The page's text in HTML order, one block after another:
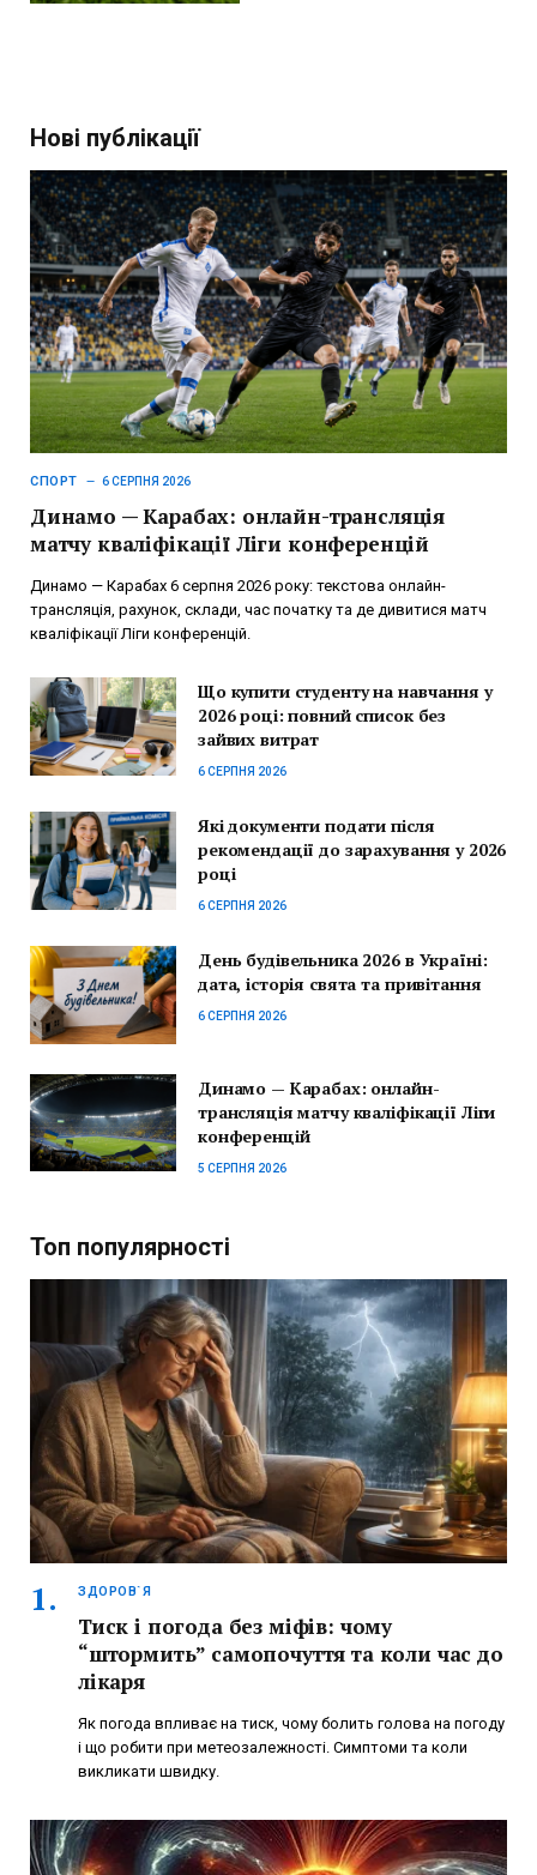
Нові публікації
СПОРТ 6 СЕРПНЯ 2026
Динамо — Карабах: онлайн-трансляція
матчу кваліфікації Ліги конференцій
Динамо — Карабах 6 серпня 2026 року: текстова онлайн-
трансляція, рахунок, склади, час початку та де дивитися матч
кваліфікації Ліги конференцій.
Що купити студенту на навчання у
2026 році: повний список без
зайвих витрат
6 СЕРПНЯ 2026
Які документи подати після
рекомендації до зарахування у 2026
році
6 СЕРПНЯ 2026
День будівельника 2026 в Україні:
дата, історія свята та привітання
6 СЕРПНЯ 2026
Динамо — Карабах: онлайн-
трансляція матчу кваліфікації Ліги
конференцій
5 СЕРПНЯ 2026
Топ популярності
ЗДОРОВ`Я
Тиск і погода без міфів: чому
“штормить” самопочуття та коли час до
лікаря
Як погода впливає на тиск, чому болить голова на погоду
і що робити при метеозалежності. Симптоми та коли
викликати швидку.